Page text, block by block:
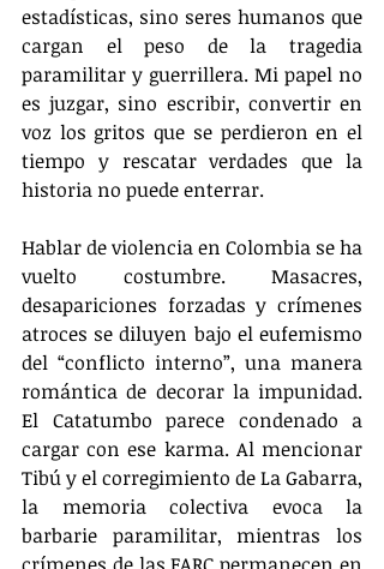
estadísticas, sino seres humanos que
cargan el peso de la tragedia
paramilitar y guerrillera. Mi papel no
es juzgar, sino escribir, convertir en
voz los gritos que se perdieron en el
tiempo y rescatar verdades que la
historia no puede enterrar.
Hablar de violencia en Colombia se ha
vuelto costumbre. Masacres,
desapariciones forzadas y crímenes
atroces se diluyen bajo el eufemismo
del “conflicto interno”, una manera
romántica de decorar la impunidad.
El Catatumbo parece condenado a
cargar con ese karma. Al mencionar
Tibú y el corregimiento de La Gabarra,
la memoria colectiva evoca la
barbarie paramilitar, mientras los